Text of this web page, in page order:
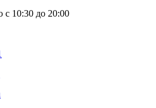
10:30 до 20:00